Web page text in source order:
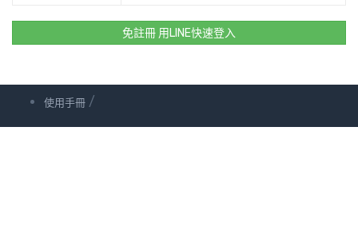
免註冊 用LINE快速登入
使用手冊 /